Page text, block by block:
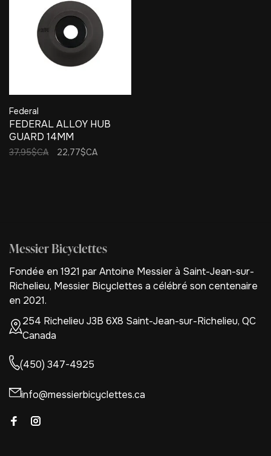
Federal
FEDERAL ALLOY HUB
GUARD 14MM
37,95$CA 22,77$CA
Messier Bicyclettes
Fondée en 1921 par Antoine Messier à Saint-Jean-sur-
Richelieu, Messier Bicyclettes a célébré son centenaire
en 2021.
254 Richelieu J3B 6X8 Saint-Jean-sur-Richelieu, QC
Canada
(450) 347-4925
info@messierbicyclettes.ca